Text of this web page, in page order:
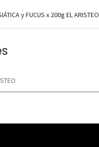
y FUCUS x 200g EL ARISTEO